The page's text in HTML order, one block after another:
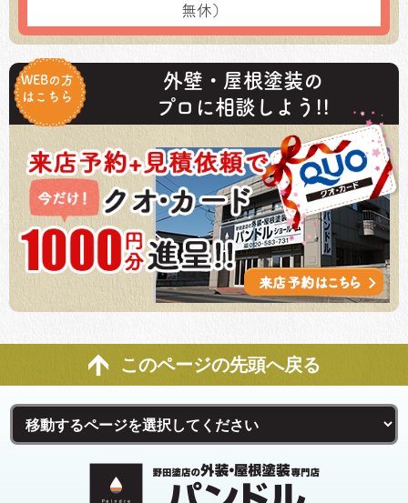
無休）
WEBの方
はこちら
外壁・屋根塗装の
プロに相談しよう!!
このページの先頭へ戻る